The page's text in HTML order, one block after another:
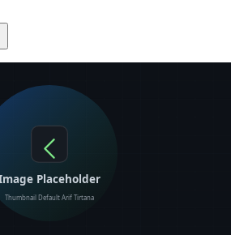
dan insight seputar dunia
dan teknologi.